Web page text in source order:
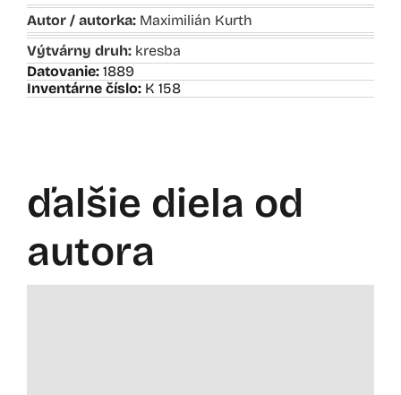
Autor / autorka: Maximilián Kurth
Výtvárny druh: kresba
Datovanie: 1889
Inventárne číslo: K 158
ďalšie diela od
autora